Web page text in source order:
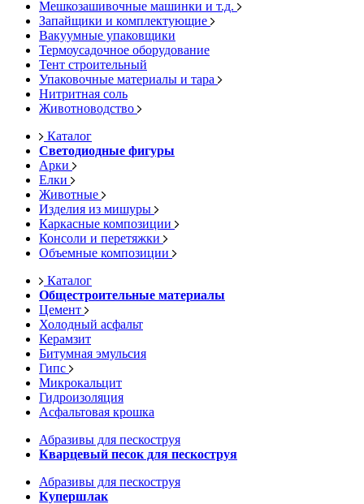
Мешкозашивочные машинки и т.д.
Запайщики и комплектующие
Вакуумные упаковщики
Термоусадочное оборудование
Тент строительный
Упаковочные материалы и тара
Нитритная соль
Животноводство
Каталог
Светодиодные фигуры
Арки
Елки
Животные
Изделия из мишуры
Каркасные композиции
Консоли и перетяжки
Объемные композиции
Каталог
Общестроительные материалы
Цемент
Холодный асфальт
Керамзит
Битумная эмульсия
Гипс
Микрокальцит
Гидроизоляция
Асфальтовая крошка
Абразивы для пескоструя
Кварцевый песок для пескоструя
Абразивы для пескоструя
Купершлак